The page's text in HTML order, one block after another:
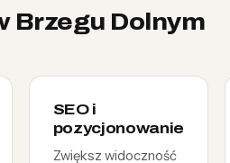
Brzegu Dolnym
SEO i
pozycjonowanie
Zwiększ widoczność